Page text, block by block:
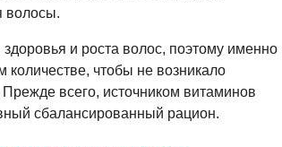
волосы.
и роста волос, поэтому именно
количестве, чтобы не возникало
всего, источником витаминов
сбалансированный рацион.